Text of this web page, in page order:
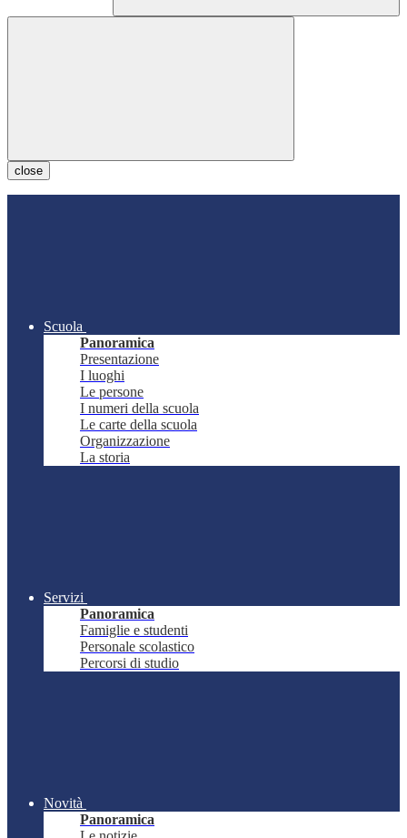
close
Scuola
Panoramica
Presentazione
I luoghi
Le persone
I numeri della scuola
Le carte della scuola
Organizzazione
La storia
Servizi
Panoramica
Famiglie e studenti
Personale scolastico
Percorsi di studio
Novità
Panoramica